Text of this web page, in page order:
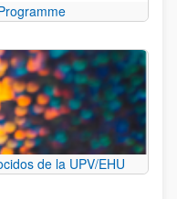
de la UPV/EHU